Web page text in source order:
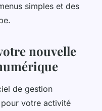
simples et des
nouvelle
de gestion
votre activité